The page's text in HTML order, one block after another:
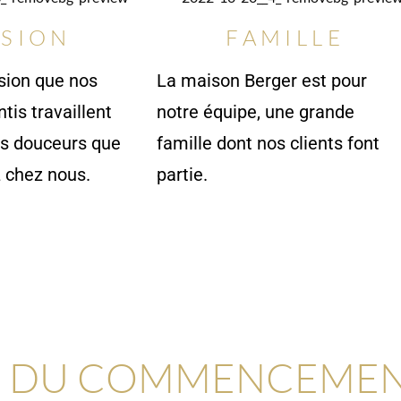
que nos
travaillent
douceurs que
nous.
FAMILLE
La maison Berger est pour
notre équipe, une grande
famille dont nos clients font
partie.
DU